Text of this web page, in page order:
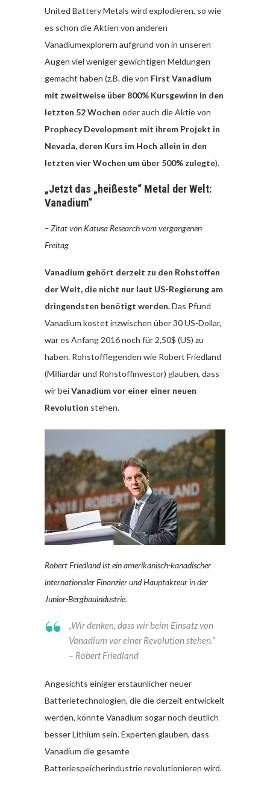
United Battery Metals wird explodieren, so wie
es schon die Aktien von anderen
Vanadiumexplorern aufgrund von in unseren
Augen viel weniger gewichtigen Meldungen
gemacht haben (z.B. die von First Vanadium
mit zweitweise über 800% Kursgewinn in den
letzten 52 Wochen oder auch die Aktie von
Prophecy Development mit ihrem Projekt in
Nevada, deren Kurs im Hoch allein in den
letzten vier Wochen um über 500% zulegte).
„Jetzt das „heißeste“ Metal der Welt:
Vanadium“
– Zitat von Katusa Research vom vergangenen
Freitag
Vanadium gehört derzeit zu den Rohstoffen
der Welt, die nicht nur laut US-Regierung am
dringendsten benötigt werden.Das Pfund
Vanadium kostet inzwischen über 30 US-Dollar,
war es Anfang 2016 noch für 2,50$ (US) zu
haben. Rohstofflegenden wie Robert Friedland
(Milliardär und Rohstoffinvestor) glauben, dass
wir beiVanadium vor einer einer neuen
Revolution stehen.
Robert Friedland ist ein amerikanisch-kanadischer
internationaler Finanzier und Hauptakteur in der
Junior-Bergbauindustrie.
„Wir denken, dass wir beim Einsatz von
Vanadium vor einer Revolution stehen.“
– Robert Friedland
Angesichts einiger erstaunlicher neuer
Batterietechnologien, die die derzeit entwickelt
werden, könnte Vanadium sogar noch deutlich
besser Lithium sein. Experten glauben, dass
Vanadium die gesamte
Batteriespeicherindustrie revolutionieren wird.